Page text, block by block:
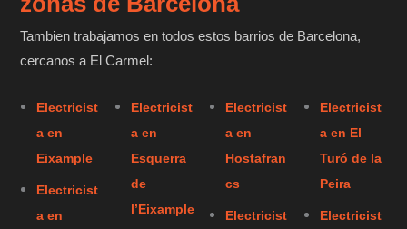
Tambien trabajamos en todos estos barrios de Barcelona,
cercanos a El Carmel:
Electricist
a en
Eixample
Electricist
a en
Electricist
a en
Esquerra
de
l’Eixample
Electricist
a en
Hostafran
cs
Electricist
Electricist
a en El
Turó de la
Peira
Electricist